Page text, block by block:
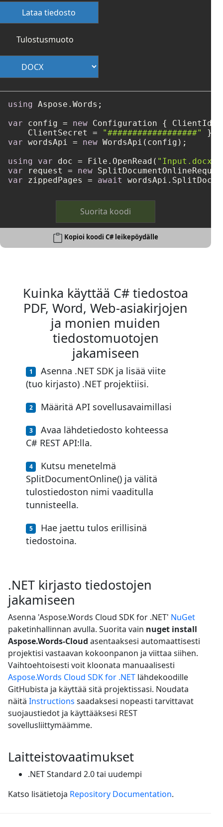
Lataa tiedosto
Tulostusmuoto
using Aspose.Words;
var config = new Configuration { ClientId
    ClientSecret =
"##################"
var wordsApi = new WordsApi(config);
using
var doc = File.OpenRead( "Input.docx"
var request = new
var zippedPages = await
Suorita koodi
Kopioi koodi C# leikepöydälle
Kuinka käyttää C# tiedostoa
PDF, Word, Web-asiakirjojen
ja monien muiden
tiedostomuotojen
jakamiseen
Asenna .NET SDK ja lisää viite
(tuo kirjasto) .NET projektiisi.
Määritä API sovellusavaimillasi
Avaa lähdetiedosto kohteessa
C# REST API:lla.
Kutsu menetelmä
SplitDocumentOnline() ja välitä
tulostiedoston nimi vaaditulla
tunnisteella.
Hae jaettu tulos erillisinä
tiedostoina.
.NET kirjasto tiedostojen
jakamiseen
Asenna 'Aspose.Words Cloud SDK for .NET' NuGet
paketinhallinnan avulla. Suorita vain nuget install
Aspose.Words-Cloud asentaaksesi automaattisesti
projektisi vastaavan kokoonpanon ja viittaa siihen.
Vaihtoehtoisesti voit kloonata manuaalisesti
Aspose.Words Cloud SDK for .NET lähdekoodille
GitHubista ja käyttää sitä projektissasi. Noudata
näitä Instructions saadaksesi nopeasti tarvittavat
suojaustiedot ja käyttääksesi REST
sovellusliittymäämme.
Laitteistovaatimukset
.NET Standard 2.0 tai uudempi
Katso lisätietoja Repository Documentation.